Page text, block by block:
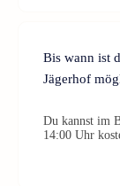
Bis wann ist
Jägerhof
Du kannst im
14:00 Uhr